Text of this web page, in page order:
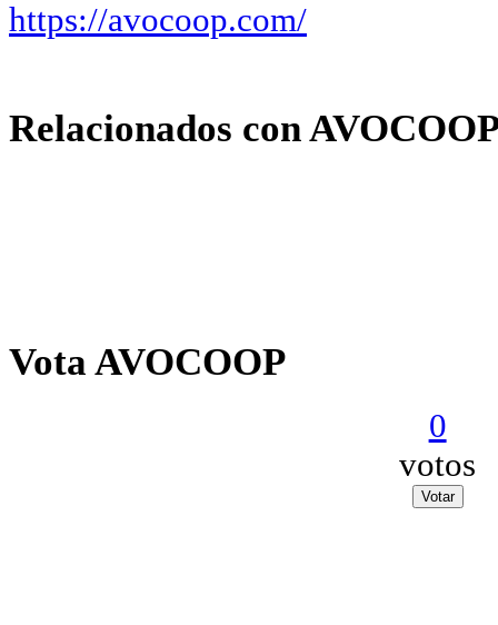
https://avocoop.com/
Relacionados con
Vota AVOCOOP
0
votos